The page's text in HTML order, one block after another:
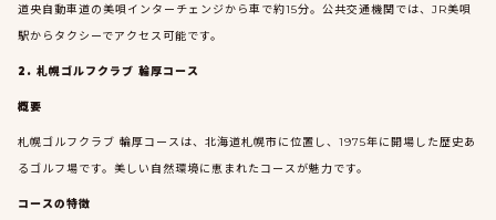
道央自動車道の美唄インターチェンジから車で約15分。公共交通機関では、JR美唄
駅からタクシーでアクセス可能です。
2. 札幌ゴルフクラブ 輪厚コース
概要
札幌ゴルフクラブ 輪厚コースは、北海道札幌市に位置し、1975年に開場した歴史あ
るゴルフ場です。美しい自然環境に恵まれたコースが魅力です。
コースの特徴